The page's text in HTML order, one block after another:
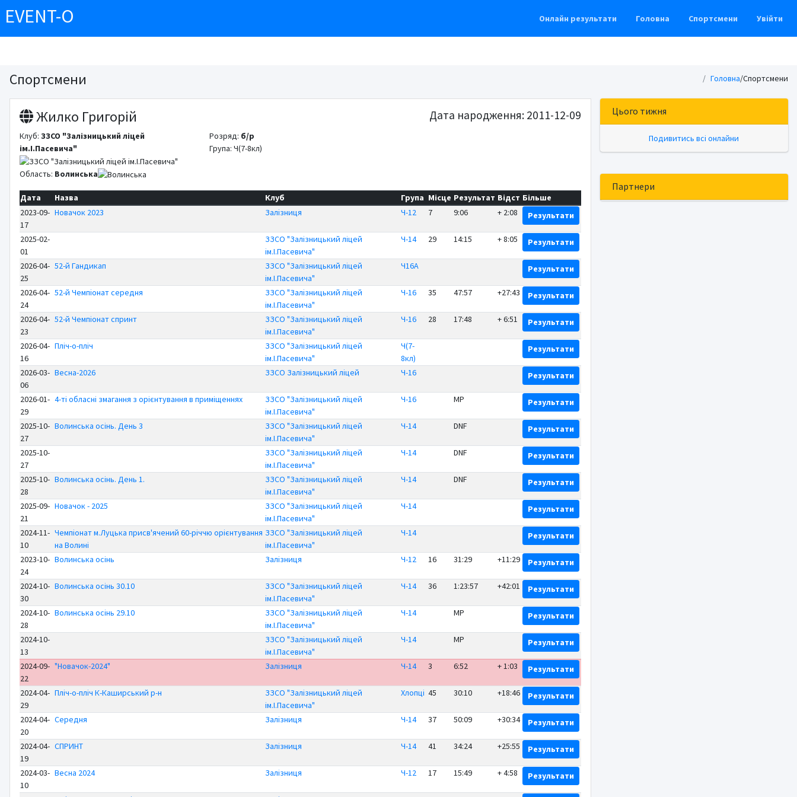
EVENT-O Онлайн результати Головна Спортсмени Увійти
Спортсмени Головна/Спортсмени
Жилко Григорій Дата народження: 2011-12-09
Клуб: ЗЗСО "Залізницький ліцей
ім.І.Пасевича"
Область: Волинська
Розряд: б/р
Група: Ч(7-8кл)
Дата Назва Клуб Група Місце Результат Відст Більше
2023-09-
17
Новачок 2023 Залізниця Ч-12 7 9:06 + 2:08 Результати
2025-02-
01
ЗЗСО "Залізницький ліцей
ім.І.Пасевича"
Ч-14 29 14:15 + 8:05 Результати
2026-04-
25
52-й Гандикап
ЗЗСО "Залізницький ліцей
ім.І.Пасевича"
Ч16А Результати
2026-04-
24
52-й Чемпіонат середня
ЗЗСО "Залізницький ліцей
ім.І.Пасевича"
Ч-16 35 47:57 +27:43 Результати
2026-04-
23
52-й Чемпіонат спринт
ЗЗСО "Залізницький ліцей
ім.І.Пасевича"
Ч-16 28 17:48 + 6:51 Результати
2026-04-
16
Пліч-о-пліч
ЗЗСО "Залізницький ліцей
ім.І.Пасевича"
Ч(7-
8кл)
Результати
2026-03-
06
Весна-2026 ЗЗСО Залізницький ліцей Ч-16 Результати
2026-01-
29
4-ті обласні змагання з орієнтування в приміщеннях
ЗЗСО "Залізницький ліцей
ім.І.Пасевича"
Ч-16 MP Результати
2025-10-
27
Волинська осінь. День 3
ЗЗСО "Залізницький ліцей
ім.І.Пасевича"
Ч-14 DNF Результати
2025-10-
27
ЗЗСО "Залізницький ліцей
ім.І.Пасевича"
Ч-14 DNF Результати
2025-10-
28
Волинська осінь. День 1.
ЗЗСО "Залізницький ліцей
ім.І.Пасевича"
Ч-14 DNF Результати
2025-09-
21
Новачок - 2025
ЗЗСО "Залізницький ліцей
ім.І.Пасевича"
Ч-14 Результати
2024-11-
10
Чемпіонат м.Луцька присв'ячений 60-річчю орієнтування
на Волині
ЗЗСО "Залізницький ліцей
ім.І.Пасевича"
Ч-14 Результати
2023-10-
24
Волинська осінь Залізниця Ч-12 16 31:29 +11:29 Результати
2024-10-
30
Волинська осінь 30.10
ЗЗСО "Залізницький ліцей
ім.І.Пасевича"
Ч-14 36 1:23:57 +42:01 Результати
2024-10-
28
Волинська осінь 29.10
ЗЗСО "Залізницький ліцей
ім.І.Пасевича"
Ч-14 MP Результати
2024-10-
13
ЗЗСО "Залізницький ліцей
ім.І.Пасевича"
Ч-14 MP Результати
2024-09-
22
"Новачок-2024" Залізниця Ч-14 3 6:52 + 1:03 Результати
2024-04-
29
Пліч-о-пліч К-Каширський р-н
ЗЗСО "Залізницький ліцей
ім.І.Пасевича"
Хлопці 45 30:10 +18:46 Результати
2024-04-
20
Середня Залізниця Ч-14 37 50:09 +30:34 Результати
2024-04-
19
СПРИНТ Залізниця Ч-14 41 34:24 +25:55 Результати
2024-03-
10
Весна 2024 Залізниця Ч-12 17 15:49 + 4:58 Результати
Цього тижня
Подивитись всі онлайни
Партнери